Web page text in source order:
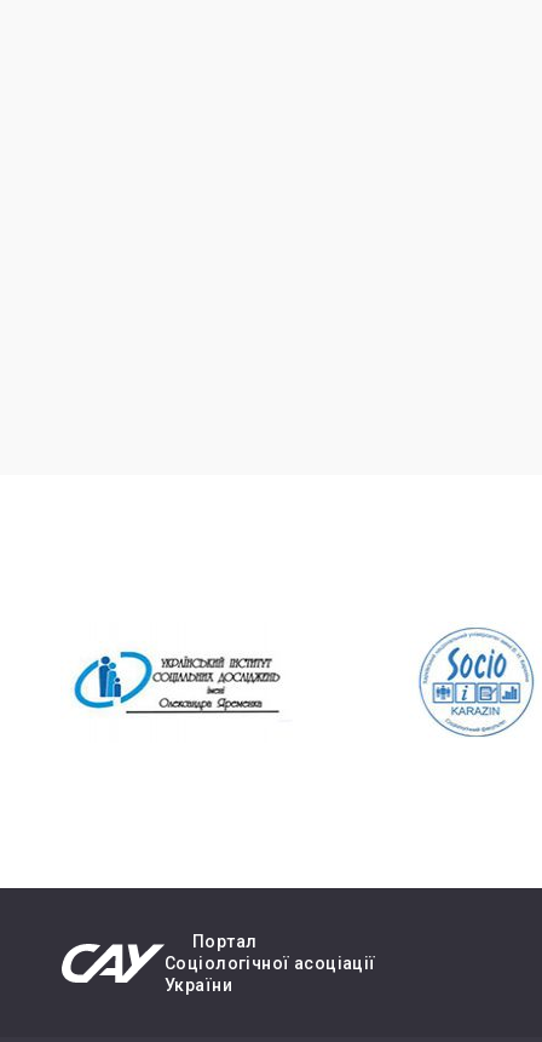
Портал
Cоціологічної асоціації
України